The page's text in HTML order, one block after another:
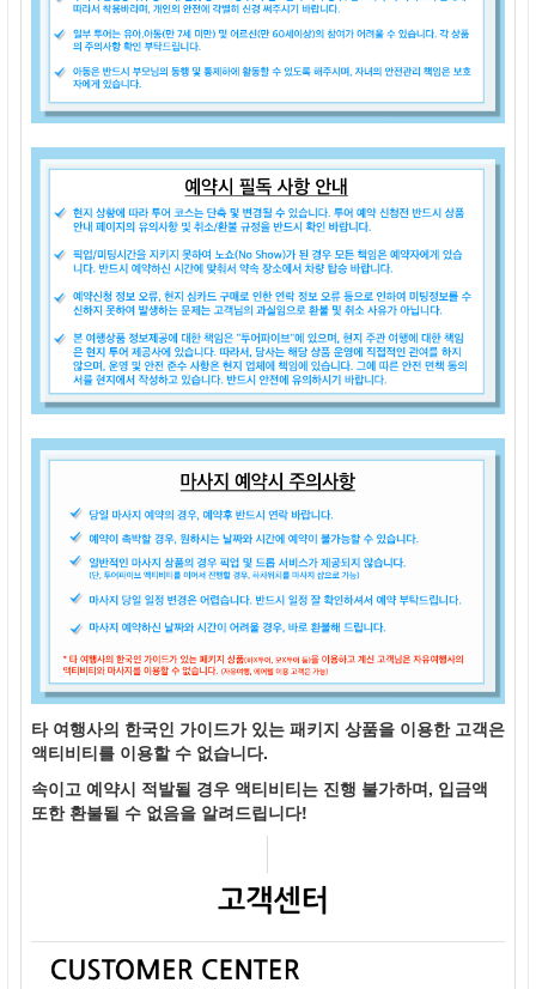
타 여행사의 한국인 가이드가 있는 패키지 상품을 이용한 고객은
액티비티를 이용할 수 없습니다.
속이고 예약시 적발될 경우 액티비티는 진행 불가하며, 입금액
또한 환불될 수 없음을 알려드립니다!